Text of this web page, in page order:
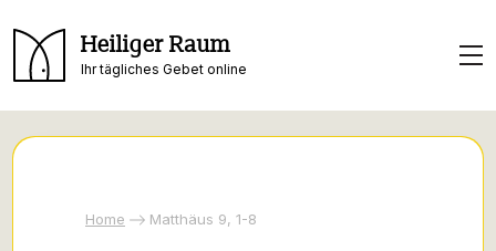
Heiliger Raum
Ihr tägliches Gebet online
Home Matthäus 9, 1-8